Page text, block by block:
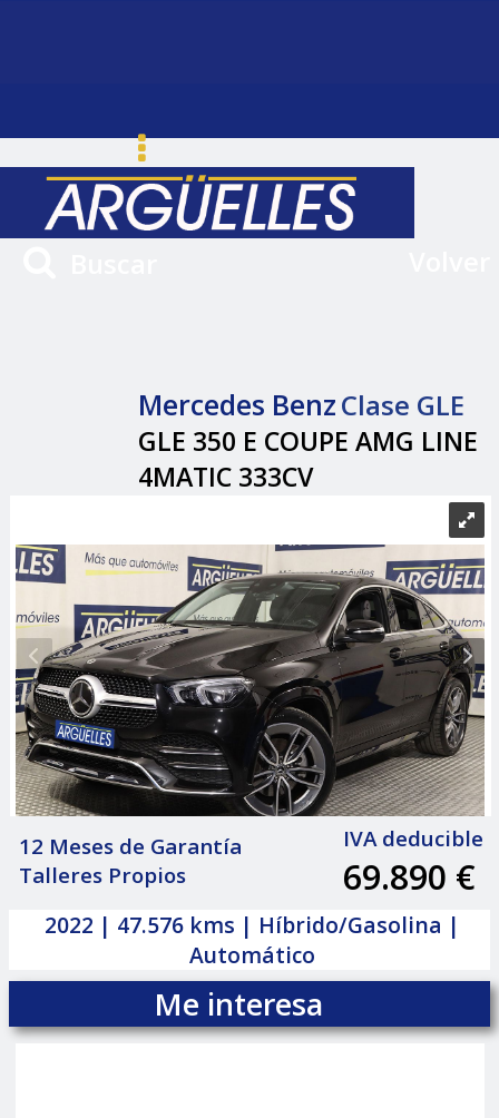
Mercedes BenzClase GLE
GLE 350 E COUPE AMG LINE
4MATIC 333CV
12 Meses de Garantía
Talleres Propios
IVA deducible
69.890 €
2022 | 47.576 kms | Híbrido/Gasolina |
Automático
Me interesa